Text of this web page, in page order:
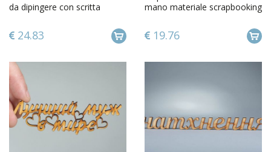
da dipingere con scritta
24.83
mano materiale scrapbooking
19.76